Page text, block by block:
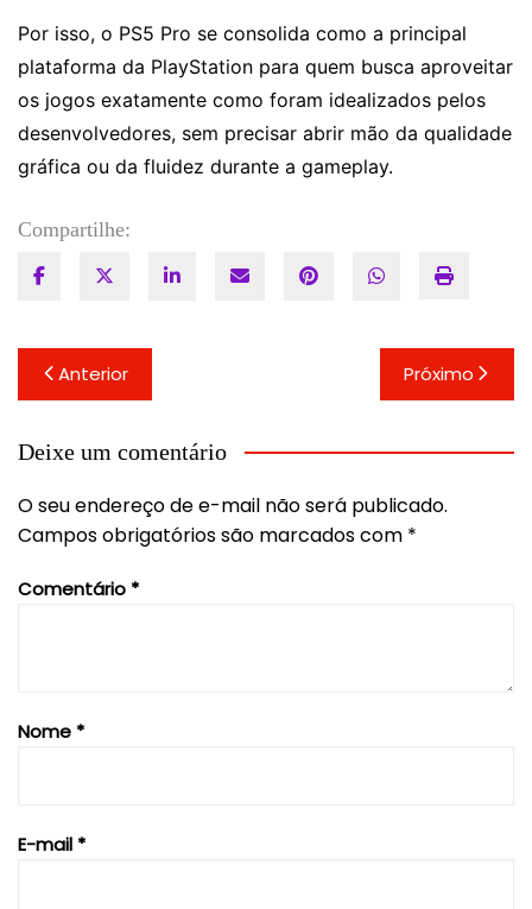
Por isso, o PS5 Pro se consolida como a principal
plataforma da PlayStation para quem busca aproveitar
os jogos exatamente como foram idealizados pelos
desenvolvedores, sem precisar abrir mão da qualidade
gráfica ou da fluidez durante a gameplay.
Compartilhe:
Navegação
de
Post
Anterior Próximo
Deixe um comentário
O seu endereço de e-mail não será publicado.
Campos obrigatórios são marcados com *
Comentário *
Nome *
E-mail *